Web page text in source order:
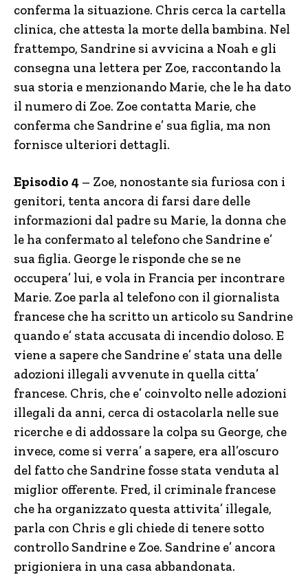
conferma la situazione. Chris cerca la cartella
clinica, che attesta la morte della bambina. Nel
frattempo, Sandrine si avvicina a Noah e gli
consegna una lettera per Zoe, raccontando la
sua storia e menzionando Marie, che le ha dato
il numero di Zoe. Zoe contatta Marie, che
conferma che Sandrine e’ sua figlia, ma non
fornisce ulteriori dettagli.
Episodio 4 – Zoe, nonostante sia furiosa con i
genitori, tenta ancora di farsi dare delle
informazioni dal padre su Marie, la donna che
le ha confermato al telefono che Sandrine e’
sua figlia. George le risponde che se ne
occupera’ lui, e vola in Francia per incontrare
Marie. Zoe parla al telefono con il giornalista
francese che ha scritto un articolo su Sandrine
quando e’ stata accusata di incendio doloso. E
viene a sapere che Sandrine e’ stata una delle
adozioni illegali avvenute in quella citta’
francese. Chris, che e’ coinvolto nelle adozioni
illegali da anni, cerca di ostacolarla nelle sue
ricerche e di addossare la colpa su George, che
invece, come si verra’ a sapere, era all’oscuro
del fatto che Sandrine fosse stata venduta al
miglior offerente. Fred, il criminale francese
che ha organizzato questa attivita’ illegale,
parla con Chris e gli chiede di tenere sotto
controllo Sandrine e Zoe. Sandrine e’ ancora
prigioniera in una casa abbandonata.